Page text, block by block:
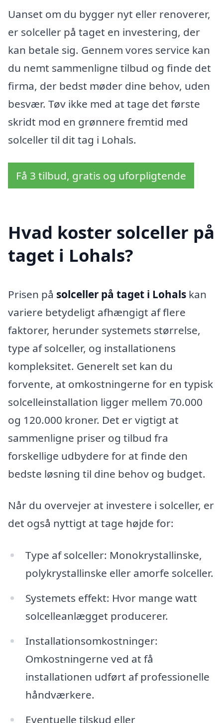
Uanset om du bygger nyt eller renoverer,
er solceller på taget en investering, der
kan betale sig. Gennem vores service kan
du nemt sammenligne tilbud og finde det
firma, der bedst møder dine behov, uden
besvær. Tøv ikke med at tage det første
skridt mod en grønnere fremtid med
solceller til dit tag i Lohals.
Få 3 tilbud, gratis og uforpligtende
Hvad koster solceller på
taget i Lohals?
Prisen på solceller på taget i Lohals kan
variere betydeligt afhængigt af flere
faktorer, herunder systemets størrelse,
type af solceller, og installationens
kompleksitet. Generelt set kan du
forvente, at omkostningerne for en typisk
solcelleinstallation ligger mellem 70.000
og 120.000 kroner. Det er vigtigt at
sammenligne priser og tilbud fra
forskellige udbydere for at finde den
bedste løsning til dine behov og budget.
Når du overvejer at investere i solceller, er
det også nyttigt at tage højde for:
Type af solceller: Monokrystallinske,
polykrystallinske eller amorfe solceller.
Systemets effekt: Hvor mange watt
solcelleanlægget producerer.
Installationsomkostninger:
Omkostningerne ved at få
installationen udført af professionelle
håndværkere.
Eventuelle tilskud eller